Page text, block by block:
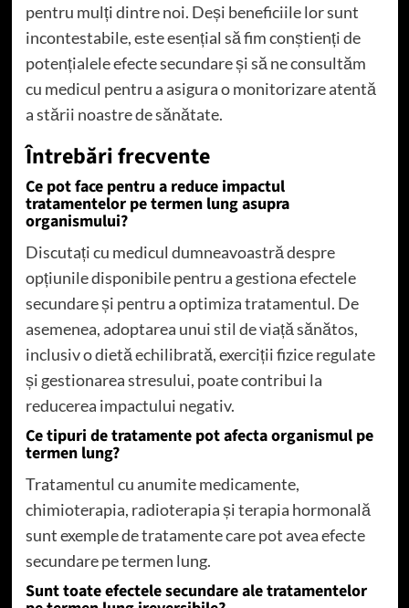
pentru mulți dintre noi. Deși beneficiile lor sunt
incontestabile, este esențial să fim conștienți de
potențialele efecte secundare și să ne consultăm
cu medicul pentru a asigura o monitorizare atentă
a stării noastre de sănătate.
Întrebări frecvente
Ce pot face pentru a reduce impactul
tratamentelor pe termen lung asupra
organismului?
Discutați cu medicul dumneavoastră despre
opțiunile disponibile pentru a gestiona efectele
secundare și pentru a optimiza tratamentul. De
asemenea, adoptarea unui stil de viață sănătos,
inclusiv o dietă echilibrată, exerciții fizice regulate
și gestionarea stresului, poate contribui la
reducerea impactului negativ.
Ce tipuri de tratamente pot afecta organismul pe
termen lung?
Tratamentul cu anumite medicamente,
chimioterapia, radioterapia și terapia hormonală
sunt exemple de tratamente care pot avea efecte
secundare pe termen lung.
Sunt toate efectele secundare ale tratamentelor